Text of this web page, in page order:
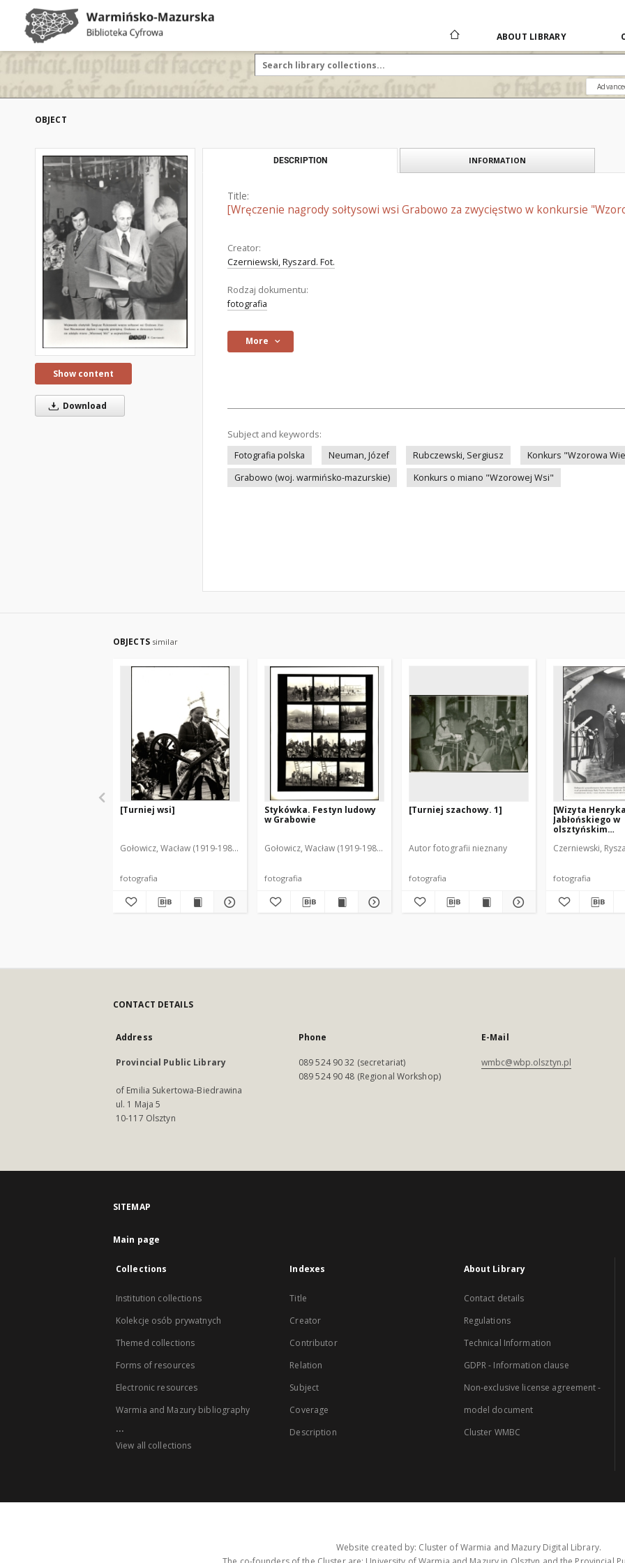
ABOUT LIBRARY
OBJECT
Show content
Download
DESCRIPTION INFORMATION
Title:
[Wręczenie nagrody sołtysowi wsi Grabowo za zwycięstwo w konkursie
Creator:
Czerniewski, Ryszard. Fot.
Rodzaj dokumentu:
fotografia
More
Subject and keywords:
Fotografia polska
Neuman, Józef Rubczewski, Sergiusz Konkurs "Wzorowa
Grabowo (woj. warmińsko-mazurskie)
Konkurs o miano "Wzorowej Wsi"
OBJECTS similar
[Turniej wsi]
Gołowicz, Wacław (1919-1983). Fot.
fotografia
Stykówka. Festyn ludowy
w Grabowie
Gołowicz, Wacław (1919-1983). Fot.
fotografia
[Turniej szachowy. 1]
Autor fotografii nieznany
fotografia
[Wizyta Henryka
Jabłońskiego w
olsztyńskim
Czerniewski,
fotografia
CONTACT DETAILS
Address
Provincial Public Library
of Emilia Sukertowa-Biedrawina
ul. 1 Maja 5
10-117 Olsztyn
Phone
089 524 90 32 (secretariat)
089 524 90 48 (Regional Workshop)
E-Mail
wmbc@wbp.olsztyn.pl
SITEMAP
Main page
Collections
Institution collections
Kolekcje osób prywatnych
Themed collections
Forms of resources
Electronic resources
Warmia and Mazury bibliography
...
View all collections
Indexes
Title
Creator
Contributor
Relation
Subject
Coverage
Description
About Library
Contact details
Regulations
Technical Information
GDPR - Information clause
Non-exclusive license agreement -
model document
Cluster WMBC
Website created by: Cluster of Warmia and Mazury Digital Library.